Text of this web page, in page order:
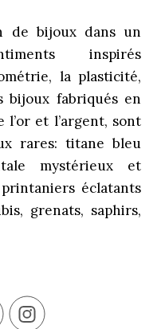
de bijoux dans un
inspirés
la plasticité,
bijoux fabriqués en
et l’argent, sont
rares: titane bleu
mystérieux et
éclatants
grenats, saphirs,